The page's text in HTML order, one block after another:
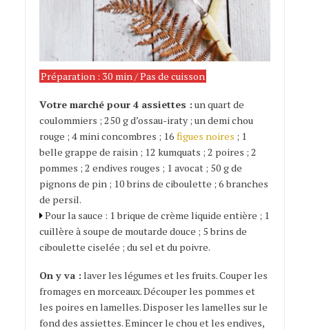
Préparation : 30 min / Pas de cuisson
Votre marché pour 4 assiettes : un quart de
coulommiers ; 250 g d’ossau-iraty ; un demi chou
rouge ; 4 mini concombres ; 16 figues noires ; 1
belle grappe de raisin ; 12 kumquats ; 2 poires ; 2
pommes ; 2 endives rouges ; 1 avocat ; 50 g de
pignons de pin ; 10 brins de ciboulette ; 6 branches
de persil.
Pour la sauce : 1 brique de crème liquide entière ; 1
cuillère à soupe de moutarde douce ; 5 brins de
ciboulette ciselée ; du sel et du poivre.
On y va : laver les légumes et les fruits. Couper les
fromages en morceaux. Découper les pommes et
les poires en lamelles. Disposer les lamelles sur le
fond des assiettes. Emincer le chou et les endives,